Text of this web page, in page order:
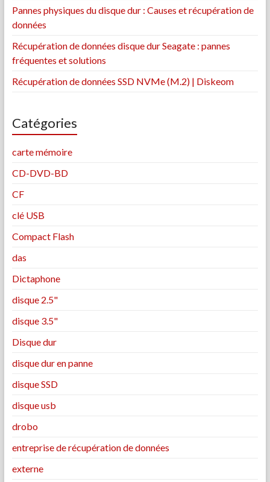
Pannes physiques du disque dur : Causes et récupération de
données
Récupération de données disque dur Seagate : pannes
fréquentes et solutions
Récupération de données SSD NVMe (M.2) | Diskeom
Catégories
carte mémoire
CD-DVD-BD
CF
clé USB
Compact Flash
das
Dictaphone
disque 2.5"
disque 3.5"
Disque dur
disque dur en panne
disque SSD
disque usb
drobo
entreprise de récupération de données
externe